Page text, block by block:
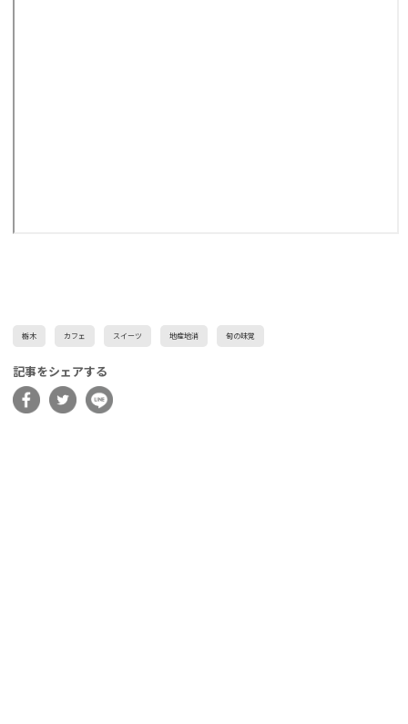
栃木 カフェ スイーツ 地産地消 旬の味覚
記事をシェアする